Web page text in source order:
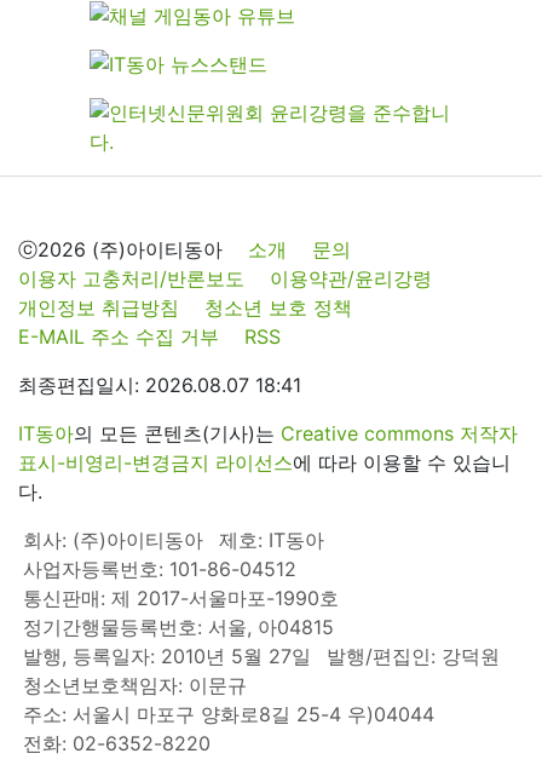
ⓒ2026 (주)아이티동아 소개
문의
이용자 고충처리/반론보도
이용약관/윤리강령
개인정보 취급방침
청소년 보호 정책
E-MAIL 주소 수집 거부
RSS
최종편집일시: 2026.08.07 18:41
IT동아의 모든 콘텐츠(기사)는 Creative commons 저작자
표시-비영리-변경금지 라이선스에 따라 이용할 수 있습니
다.
회사: (주)아이티동아
제호: IT동아
사업자등록번호: 101-86-04512
통신판매: 제 2017-서울마포-1990호
정기간행물등록번호: 서울, 아04815
발행, 등록일자: 2010년 5월 27일
발행/편집인: 강덕원
청소년보호책임자: 이문규
주소: 서울시 마포구 양화로8길 25-4 우)04044
전화: 02-6352-8220